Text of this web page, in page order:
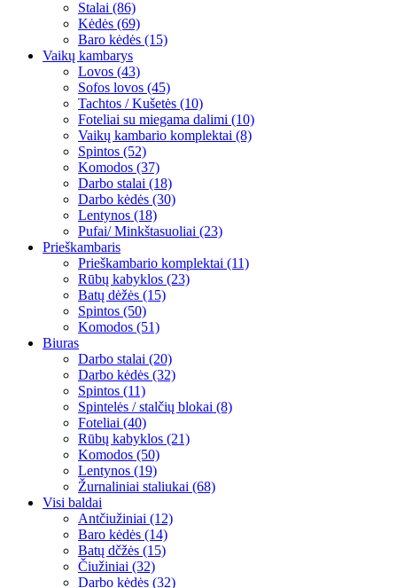
Stalai (86)
Kėdės (69)
Baro kėdės (15)
Vaikų kambarys
Lovos (43)
Sofos lovos (45)
Tachtos / Kušetės (10)
Foteliai su miegama dalimi (10)
Vaikų kambario komplektai (8)
Spintos (52)
Komodos (37)
Darbo stalai (18)
Darbo kėdės (30)
Lentynos (18)
Pufai/ Minkštasuoliai (23)
Prieškambaris
Prieškambario komplektai (11)
Rūbų kabyklos (23)
Batų dėžės (15)
Spintos (50)
Komodos (51)
Biuras
Darbo stalai (20)
Darbo kėdės (32)
Spintos (11)
Spintelės / stalčių blokai (8)
Foteliai (40)
Rūbų kabyklos (21)
Komodos (50)
Lentynos (19)
Žurnaliniai staliukai (68)
Visi baldai
Antčiužiniai (12)
Baro kėdės (14)
Batų dčžės (15)
Čiužiniai (32)
Darbo kėdės (32)